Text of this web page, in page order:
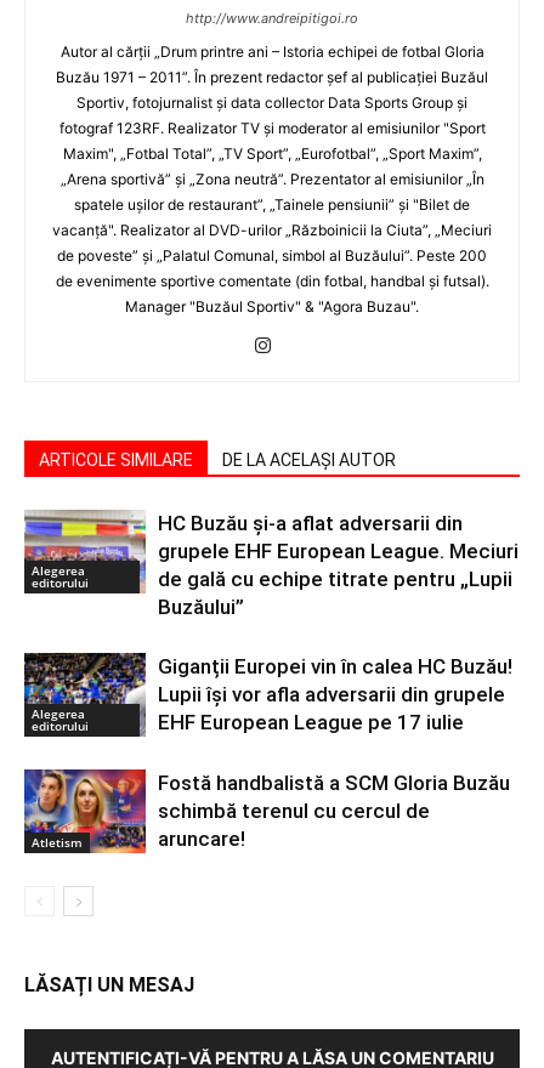
http://www.andreipitigoi.ro
Autor al cărţii „Drum printre ani – Istoria echipei de fotbal Gloria
Buzău 1971 – 2011”. În prezent redactor şef al publicaţiei Buzăul
Sportiv, fotojurnalist şi data collector Data Sports Group şi
fotograf 123RF. Realizator TV şi moderator al emisiunilor "Sport
Maxim", „Fotbal Total”, „TV Sport”, „Eurofotbal”, „Sport Maxim”,
„Arena sportivă” şi „Zona neutră”. Prezentator al emisiunilor „În
spatele uşilor de restaurant”, „Tainele pensiunii” şi "Bilet de
vacanţă". Realizator al DVD-urilor „Războinicii la Ciuta”, „Meciuri
de poveste” şi „Palatul Comunal, simbol al Buzăului”. Peste 200
de evenimente sportive comentate (din fotbal, handbal şi futsal).
Manager "Buzăul Sportiv" & "Agora Buzau".
ARTICOLE SIMILARE DE LA ACELAȘI AUTOR
Alegerea
editorului
HC Buzău și-a aflat adversarii din
grupele EHF European League. Meciuri
de gală cu echipe titrate pentru „Lupii
Buzăului”
Alegerea
editorului
Giganții Europei vin în calea HC Buzău!
Lupii își vor afla adversarii din grupele
EHF European League pe 17 iulie
Atletism
Fostă handbalistă a SCM Gloria Buzău
schimbă terenul cu cercul de
aruncare!
LĂSAȚI UN MESAJ
AUTENTIFICAȚI-VĂ PENTRU A LĂSA UN COMENTARIU